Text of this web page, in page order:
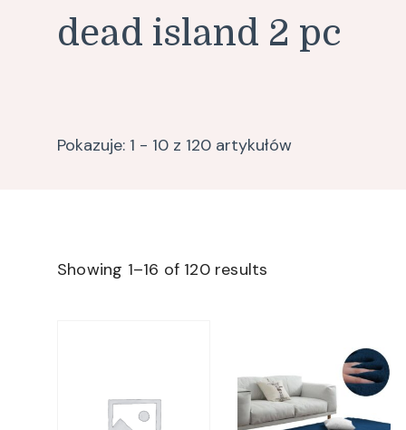
dead island 2 pc
Pokazuje: 1 - 10 z 120 artykułów
Showing 1–16 of 120 results